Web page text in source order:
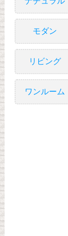
モダン
リビング
ワンルーム